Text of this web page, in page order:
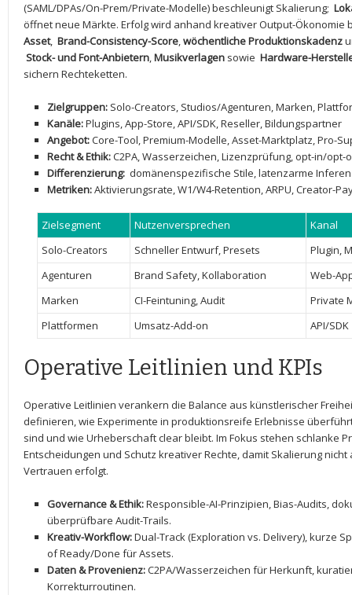
(SAML/DPAs/On-Prem/Private-Modelle)‌ beschleunigt Skalierung; ⁤
öffnet​ neue Märkte. ⁣Erfolg wird anhand kreativer​ Output-Ökonomie⁤
Asset, ‌ Brand-Consistency-Score,wöchentliche Produktionskadenz
Stock- und Font-Anbietern,Musikverlagen sowie ​ Hardware-
sichern Rechteketten.
Zielgruppen: Solo-Creators, Studios/Agenturen, Marken,
Kanäle:Plugins,‌ App-Store, ⁣API/SDK, ⁢Reseller, Bildungspartner
Angebot:Core-Tool, Premium-Modelle, Asset-Marktplatz, Pro-
Recht & Ethik:C2PA, Wasserzeichen, Lizenzprüfung, opt-in/
Differenzierung:
domänenspezifische Stile, latenzarme
Metriken:Aktivierungsrate, W1/W4-Retention, ⁤ARPU, Creator-
Zielsegment Nutzenversprechen
Kanal
Solo-Creators
Schneller Entwurf,⁤ Presets
Plugin,
Agenturen
Brand Safety, Kollaboration
Web-
Marken
CI-Feintuning, Audit
Private
Plattformen
Umsatz-Add-on API/SDK
Operative⁣ Leitlinien und KPIs
Operative Leitlinien verankern die ​Balance aus ⁤künstlerischer
definieren, wie Experimente in produktionsreife Erlebnisse​
sind⁢ und wie ‌Urheberschaft clear bleibt. ‍Im⁢ Fokus stehen schlanke​
Entscheidungen und Schutz kreativer Rechte, damit Skalierung
Vertrauen erfolgt.
Governance & Ethik:Responsible-AI-Prinzipien, Bias-Audits,
überprüfbare Audit-Trails.
Kreativ-Workflow:Dual-Track (Exploration⁣ vs. Delivery),‍ kurze
of Ready/Done für ⁤Assets.
Daten & Provenienz:C2PA/Wasserzeichen für⁢ Herkunft,
Korrekturroutinen.